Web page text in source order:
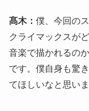
髙木： 僕、今回の
クライマックスが
音楽で描かれるの
です。僕自身も驚
てほしいなと思いま